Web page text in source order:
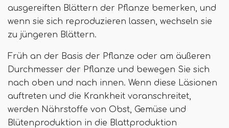
ausgereiften Blättern der Pflanze bemerken, und
wenn sie sich reproduzieren lassen, wechseln sie
zu jüngeren Blättern.
Früh an der Basis der Pflanze oder am äußeren
Durchmesser der Pflanze und bewegen Sie sich
nach oben und nach innen. Wenn diese Läsionen
auftreten und die Krankheit voranschreitet,
werden Nährstoffe von Obst, Gemüse und
Blütenproduktion in die Blattproduktion